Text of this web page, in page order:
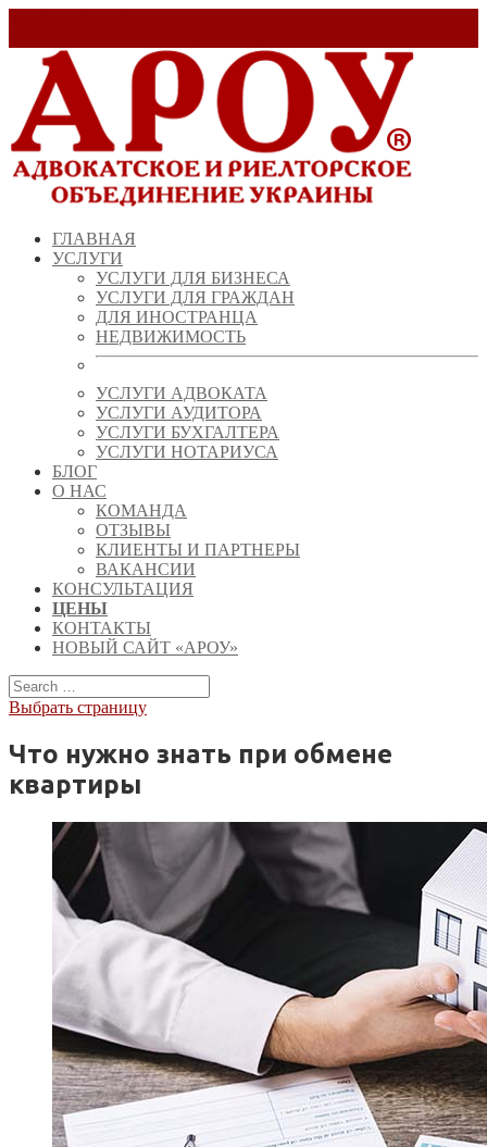
ГЛАВНАЯ
УСЛУГИ
УСЛУГИ ДЛЯ БИЗНЕСА
УСЛУГИ ДЛЯ ГРАЖДАН
ДЛЯ ИНОСТРАНЦА
НЕДВИЖИМОСТЬ
УСЛУГИ АДВОКАТА
УСЛУГИ АУДИТОРА
УСЛУГИ БУХГАЛТЕРА
УСЛУГИ НОТАРИУСА
БЛОГ
О НАС
КОМАНДА
ОТЗЫВЫ
КЛИЕНТЫ И ПАРТНЕРЫ
ВАКАНСИИ
КОНСУЛЬТАЦИЯ
ЦЕНЫ
КОНТАКТЫ
НОВЫЙ САЙТ «АРОУ»
Выбрать страницу
Что нужно знать при обмене
квартиры